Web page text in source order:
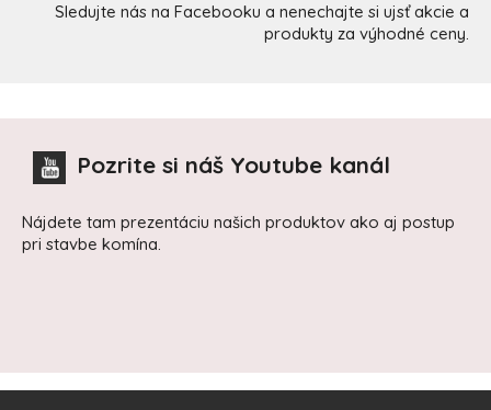
Sledujte nás na Facebooku a nenechajte si ujsť akcie a
produkty za výhodné ceny.
Pozrite si náš Youtube kanál
Nájdete tam prezentáciu našich produktov ako aj postup
pri stavbe komína.